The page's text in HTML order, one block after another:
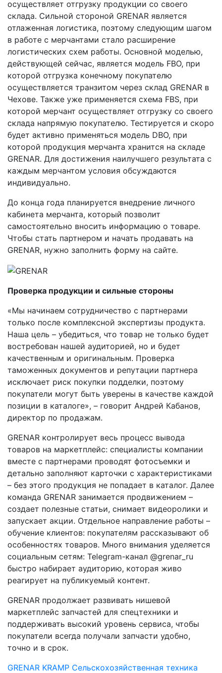
осуществляет отгрузку продукции со своего
склада. Сильной стороной GRENAR является
отлаженная логистика, поэтому следующим шагом
в работе с мерчантами стало расширение
логистических схем работы. Основной моделью,
действующей сейчас, является модель FBO, при
которой отгрузка конечному покупателю
осуществляется транзитом через склад GRENAR в
Чехове. Также уже применяется схема FBS, при
которой мерчант осуществляет отгрузку со своего
склада напрямую покупателю. Тестируется и скоро
будет активно применяться модель DBO, при
которой продукция мерчанта хранится на складе
GRENAR. Для достижения наилучшего результата с
каждым мерчантом условия обсуждаются
индивидуально.
До конца года планируется внедрение личного
кабинета мерчанта, который позволит
самостоятельно вносить информацию о товаре.
Чтобы стать партнером и начать продавать на
GRENAR, нужно заполнить форму на сайте.
Проверка продукции и сильные стороны
«Мы начинаем сотрудничество с партнерами
только после комплексной экспертизы продукта.
Наша цель – убедиться, что товар не только будет
востребован нашей аудиторией, но и будет
качественным и оригинальным. Проверка
таможенных документов и репутации партнера
исключает риск покупки подделки, поэтому
покупатели могут быть уверены в качестве каждой
позиции в каталоге», – говорит Андрей Кабанов,
директор по продажам.
GRENAR контролирует весь процесс вывода
товаров на маркетплейс: специалисты компании
вместе с партнерами проводят фотосъемки и
детально заполняют карточки с характеристиками
– без этого продукция не попадает в каталог. Далее
команда GRENAR занимается продвижением –
создает полезные статьи, снимает видеоролики и
запускает акции. Отдельное направление работы –
обучение клиентов: покупателям рассказывают об
особенностях товаров. Много внимания уделяется
социальным сетям: Telegram-канал @grenar_ru
быстро набирает аудиторию, которая живо
реагирует на публикуемый контент.
GRENAR продолжает развивать нишевой
маркетплейс запчастей для спецтехники и
поддерживать высокий уровень сервиса, чтобы
покупатели всегда получали запчасти удобно,
точно и в срок.
GRENAR KRAMP Сельскохозяйственная техника